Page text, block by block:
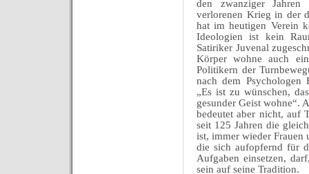
den zwanziger Jahren
verlorenen Krieg in der
hat im heutigen Verein
Ideologien ist kein
Satiriker Juvenal
Körper wohne auch
Politikern der
nach dem Psychologen
„Es ist zu wünschen,
gesunder Geist wohne“.
bedeutet aber nicht, auf
seit 125 Jahren die
ist, immer wieder Frauen
die sich aufopfernd für
Aufgaben einsetzen,
sein auf seine Tradition.